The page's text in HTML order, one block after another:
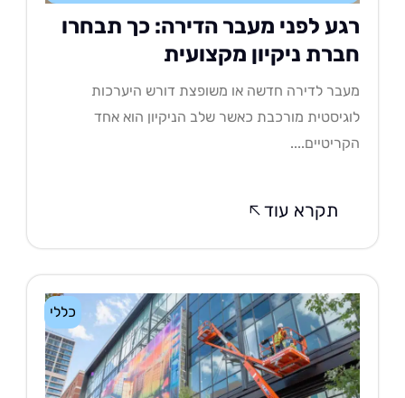
לפני מעבר הדירה: כך תבחרו
ניקיון מקצועית
לדירה חדשה או משופצת דורש היערכות
מורכבת כאשר שלב הניקיון הוא אחד
תקרא עוד
כללי